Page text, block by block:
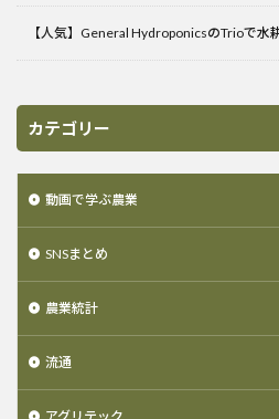
【人気】General HydroponicsのTrioで水
カテゴリー
動画で学ぶ農業
SNSまとめ
農業統計
流通